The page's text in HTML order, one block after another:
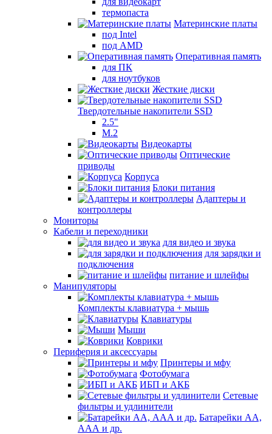
термопаста
Материнские платы
под Intel
под AMD
Оперативная память
для ПК
для ноутбуков
Жесткие диски
Твердотельные накопители SSD
2.5"
M.2
Видеокарты
Оптические
приводы
Корпуса
Блоки питания
Адаптеры и
контроллеры
Мониторы
Кабели и переходники
для видео и звука
для зарядки и
подключения
питание и шлейфы
Манипуляторы
Комплекты клавиатура + мышь
Клавиатуры
Мыши
Коврики
Периферия и аксессуары
Принтеры и мфу
Фотобумага
ИБП и АКБ
Сетевые
фильтры и удлинители
Батарейки АА,
ААА и др.